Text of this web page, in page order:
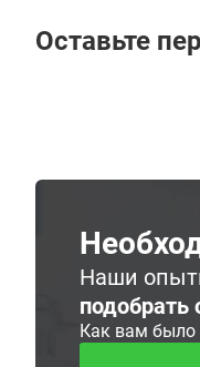
Оставьте
Наши
подобрать
Как вам было